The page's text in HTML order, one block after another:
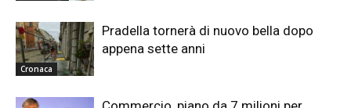
Cronaca
Pradella tornerà di nuovo bella dopo
appena sette anni